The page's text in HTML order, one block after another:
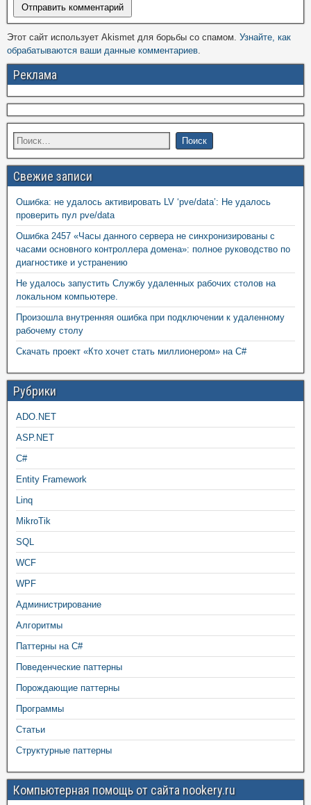
Этот сайт использует Akismet для борьбы со спамом. Узнайте, как
обрабатываются ваши данные комментариев
Реклама
Свежие записи
Ошибка: не удалось активировать LV ‘pve/data’: Не удалось
проверить пул pve/data
Ошибка 2457 «Часы данного сервера не синхронизированы с
часами основного контроллера домена»: полное руководство по
диагностике и устранению
Не удалось запустить Службу удаленных рабочих столов на
локальном компьютере.
Произошла внутренняя ошибка при подключении к удаленному
рабочему столу
Скачать проект «Кто хочет стать миллионером» на C#
Рубрики
ADO.NET
ASP.NET
C#
Entity Framework
Linq
MikroTik
SQL
WCF
WPF
Администрирование
Алгоритмы
Паттерны на C#
Поведенческие паттерны
Порождающие паттерны
Программы
Статьи
Структурные паттерны
Компьютерная помощь от сайта nookery.ru